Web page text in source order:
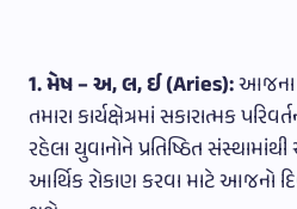
1. મેષ – અ, લ, ઈ (Aries):આજના
તમારા કાર્યક્ષેત્રમાં સકારાત્મક
રહેલા યુવાનોને પ્રતિષ્ઠિત
આર્થિક રોકાણ કરવા માટે આજનો